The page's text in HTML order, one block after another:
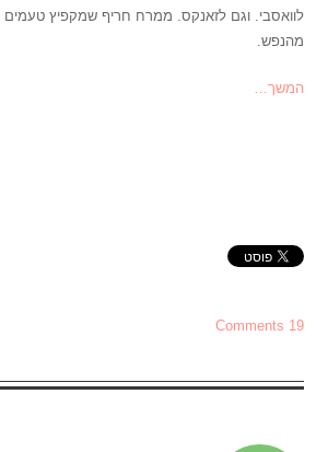
לוואסבי. וגם לזאנקס. ממרח חריף שמקפיץ טעמים
מהנפש.
המשך…
19 Comments